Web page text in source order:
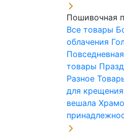
Пошивочная
Все товары
облачения
товары
Разное
для крещения
вешала